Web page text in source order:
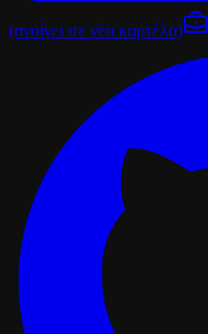
(ανοίγει σε νέα καρτέλα)